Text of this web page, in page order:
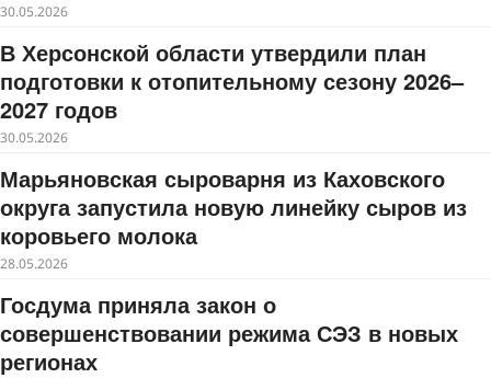
30.05.2026
В Херсонской области утвердили план
подготовки к отопительному сезону 2026–
2027 годов
30.05.2026
Марьяновская сыроварня из Каховского
округа запустила новую линейку сыров из
коровьего молока
28.05.2026
Госдума приняла закон о
совершенствовании режима СЭЗ в новых
регионах